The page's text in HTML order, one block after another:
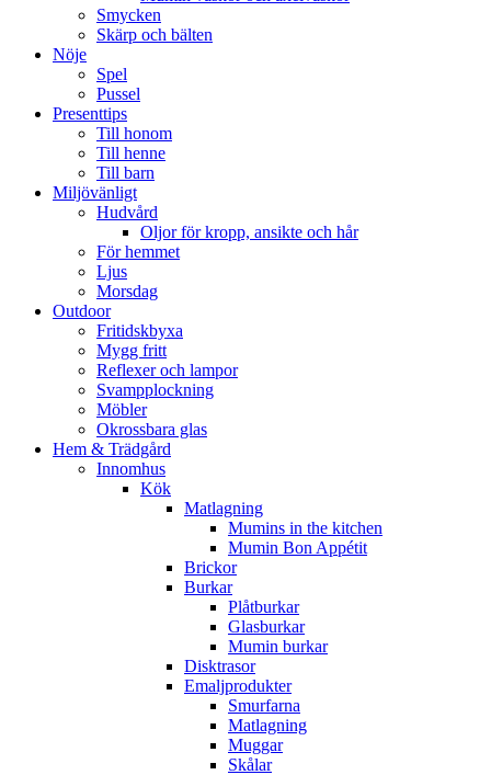
Smycken
Skärp och bälten
Nöje
Spel
Pussel
Presenttips
Till honom
Till henne
Till barn
Miljövänligt
Hudvård
Oljor för kropp, ansikte och hår
För hemmet
Ljus
Morsdag
Outdoor
Fritidskbyxa
Mygg fritt
Reflexer och lampor
Svampplockning
Möbler
Okrossbara glas
Hem & Trädgård
Innomhus
Kök
Matlagning
Mumins in the kitchen
Mumin Bon Appétit
Brickor
Burkar
Plåtburkar
Glasburkar
Mumin burkar
Disktrasor
Emaljprodukter
Smurfarna
Matlagning
Muggar
Skålar